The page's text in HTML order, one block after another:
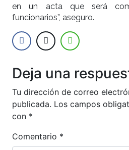
en un acta que será
funcionarios”, aseguro.
Deja una
Tu dirección de correo
publicada. Los campos
con *
Comentario *